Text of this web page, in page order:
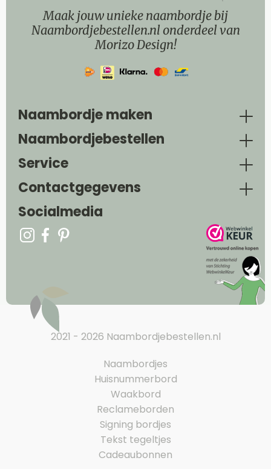
Maak jouw unieke naambordje bij
Naambordjebestellen.nl onderdeel van
Morizo Design!
Naambordje maken
Naambordjebestellen
Service
Contactgegevens
Socialmedia
2021 - 2026 Naambordjebestellen.nl
Naambordjes
Huisnummerbord
Waakbord
Reclameborden
Signing bordjes
Tekst tegeltjes
Cadeaubonnen